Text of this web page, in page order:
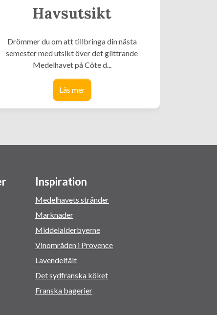
Havsutsikt
Drömmer du om att tillbringa din nästa
semester med utsikt över det glittrande
Medelhavet på Côte d...
Läs mer
Inspiration
Medelhavets stränder
Marknader
Middelalderbyerne
Vinområden i Provence
Lavendelfält
Det sydfranska köket
Franska bagerier